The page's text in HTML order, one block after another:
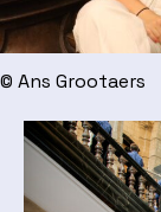
© Ans Grootaers